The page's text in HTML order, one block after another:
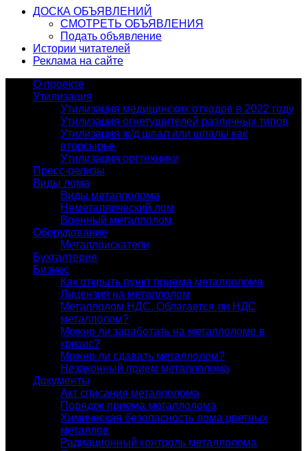
ДОСКА ОБЪЯВЛЕНИЙ
СМОТРЕТЬ ОБЪЯВЛЕНИЯ
Подать объявление
Истории читателей
Реклама на сайте
О проекте
Утилизация
Утилизация медицинских отходов в 2022 году
Утилизация огнетушителей различных типов
Утилизация ж/д шпал или шпалы как
вторсырье
Утилизация оргтехники
Пресс-релизы
Виды лома
Виды металлолома
Неметаллический лом
Военный металлолом
Оборудование
Металлоискатели
Бухгалтерия
Бизнес
Как открыть пункт приема металлолома
Лицензия на металлолом
Металлолом НДС. Облагается ли НДС
металлолом?
Можно ли заработать на металлоломе в
кризис?
Можно ли сдавать металлолом?
Незаконный прием металлолома
Документы
Акт списания металлолома
Порядок приема металлолома
Химическая безопасность лома цветных
металлов
Радиационный контроль металлолома